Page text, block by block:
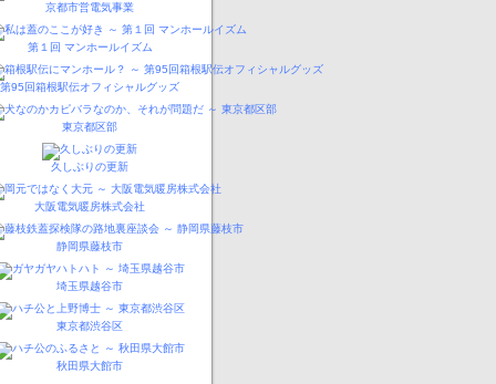
京都市営電気事業
第１回 マンホールイズム
第95回箱根駅伝オフィシャルグッズ
東京都区部
久しぶりの更新
大阪電気暖房株式会社
静岡県藤枝市
埼玉県越谷市
東京都渋谷区
秋田県大館市